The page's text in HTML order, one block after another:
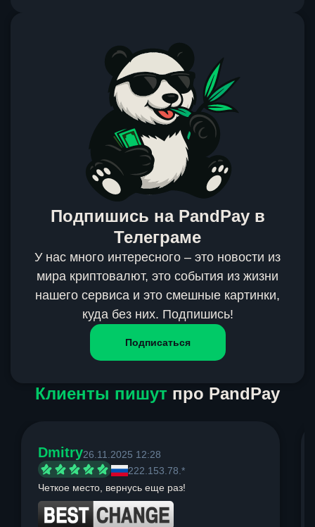
Подпишись на PandPay в
Телеграме
У нас много интересного – это новости из
мира криптовалют, это события из жизни
нашего сервиса и это смешные картинки,
куда без них. Подпишись!
Подписаться
Клиенты пишут про PandPay
Dmitry26.11.2025 12:28
222.153.78.*
Четкое место, вернусь еще раз!